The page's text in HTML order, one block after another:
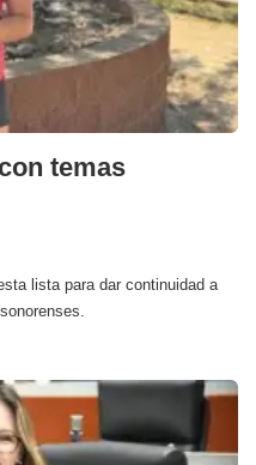
temas
lista para dar continuidad a